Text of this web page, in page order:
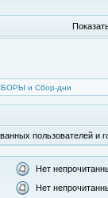
и Сбор-дни
пользователей и
Нет
Нет